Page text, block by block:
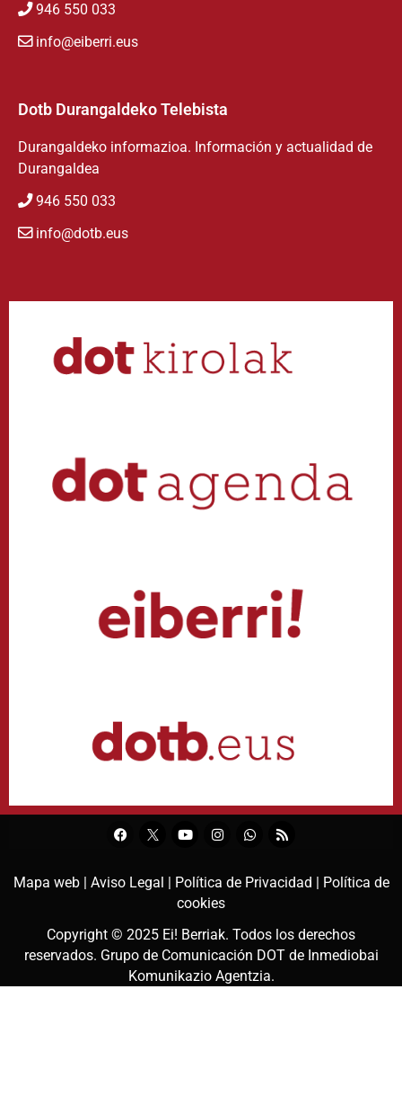
946 550 033
info@eiberri.eus
Dotb Durangaldeko Telebista
Durangaldeko informazioa. Información y actualidad de
Durangaldea
946 550 033
info@dotb.eus
Mapa web | Aviso Legal | Política de Privacidad | Política de
cookies
Copyright © 2025 Ei! Berriak. Todos los derechos
reservados. Grupo de Comunicación DOT de Inmediobai
Komunikazio Agentzia.